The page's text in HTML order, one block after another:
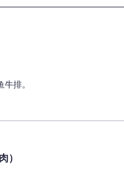
排。
）